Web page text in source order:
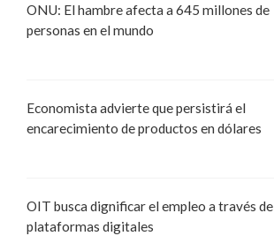
ONU: El hambre afecta a 645 millones de
personas en el mundo
Economista advierte que persistirá el
encarecimiento de productos en dólares
OIT busca dignificar el empleo a través de
plataformas digitales